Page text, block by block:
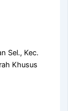
Sel., Kec.
Khusus